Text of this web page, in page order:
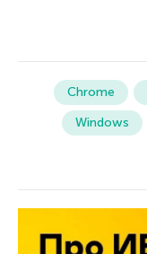
Chrome
Windows